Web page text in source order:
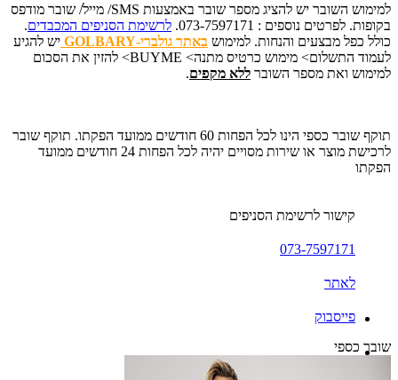
למימוש השובר יש להציג מספר שובר באמצעות SMS/ מייל/ שובר מודפס
בקופות. לפרטים נוספים : 073-7597171.
לרשימת הסניפים המכבדים.
כולל כפל מבצעים והנחות. למימוש באתר גולברי-GOLBARY
יש להגיע
לעמוד התשלום> מימוש כרטיס מתנה> BUYME> להזין את הסכום
למימוש ואת מספר השובר ללא מקפים.
תוקף שובר כספי הינו לכל הפחות 60 חודשים ממועד הפקתו. תוקף שובר
לרכישת מוצר או שירות מסויים יהיה לכל הפחות 24 חודשים ממועד
הפקתו
קישור לרשימת הסניפים
073-7597171
לאתר
פייסבוק
שובר כספי